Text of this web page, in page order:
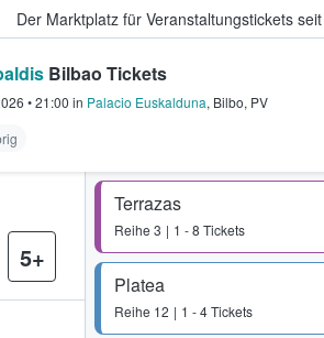
Der Marktplatz für Veranstaltungstickets
Wo Fans Tickets kaufen &
Bilbao Tickets
•21:00 in Palacio Euskalduna, Bilbo, PV
Terrazas
Reihe 3 1 - 8 Tickets
Platea
Reihe 12 1 - 4 Tickets
5+